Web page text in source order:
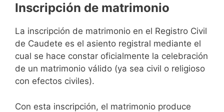
Inscripción de matrimonio
La inscripción de matrimonio en el Registro Civil
de Caudete es el asiento registral mediante el
cual se hace constar oficialmente la celebración
de un matrimonio válido (ya sea civil o religioso
con efectos civiles).
Con esta inscripción, el matrimonio produce